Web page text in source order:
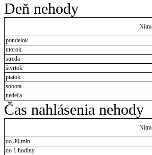
Deň nehody
Nitra
pondelok
utorok
streda
štvrtok
piatok
sobota
nedeľa
Čas nahlásenia nehody
Nitra
do 30 min.
do 1 hodiny